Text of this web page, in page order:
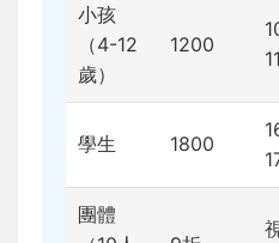
小孩
（4-12
歲）
1200
學生 1800
團體